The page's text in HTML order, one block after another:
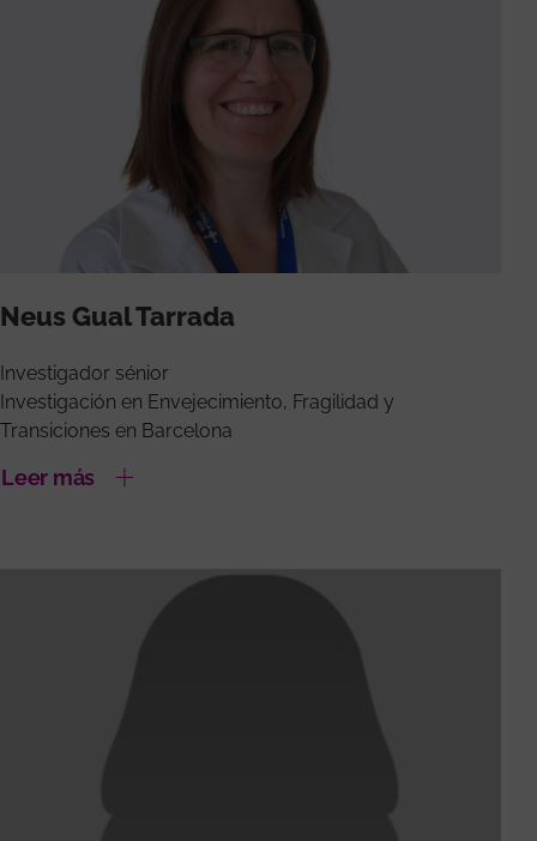
Neus Gual Tarrada
Investigador sénior
Investigación en Envejecimiento, Fragilidad y
Transiciones en Barcelona
Leer más